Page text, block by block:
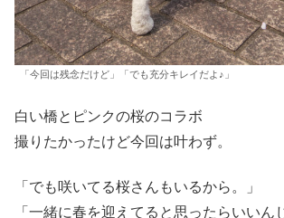
「今回は残念だけど」「でも充分キレイだよ♪」
白い橋とピンクの桜のコラボ
撮りたかったけど今回は叶わず。
「でも咲いてる桜さんもいるから。」
「一緒に春を迎えてると思ったらいいん